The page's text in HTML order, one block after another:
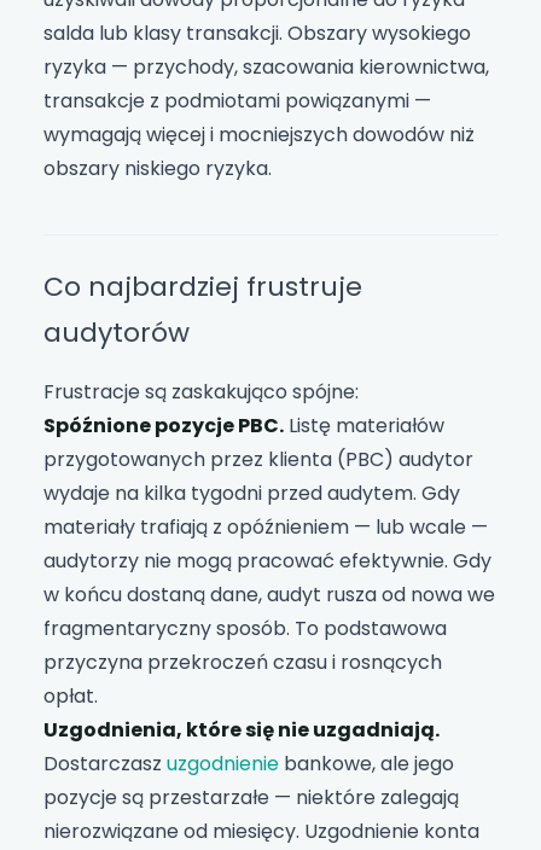
salda lub klasy transakcji. Obszary wysokiego
ryzyka — przychody, szacowania kierownictwa,
transakcje z podmiotami powiązanymi —
wymagają więcej i mocniejszych dowodów niż
obszary niskiego ryzyka.
Co najbardziej frustruje
audytorów
Frustracje są zaskakująco spójne:
Spóźnione pozycje PBC. Listę materiałów
przygotowanych przez klienta (PBC) audytor
wydaje na kilka tygodni przed audytem. Gdy
materiały trafiają z opóźnieniem — lub wcale —
audytorzy nie mogą pracować efektywnie. Gdy
w końcu dostaną dane, audyt rusza od nowa we
fragmentaryczny sposób. To podstawowa
przyczyna przekroczeń czasu i rosnących
opłat.
Uzgodnienia, które się nie uzgadniają.
Dostarczasz uzgodnienie bankowe, ale jego
pozycje są przestarzałe — niektóre zalegają
nierozwiązane od miesięcy. Uzgodnienie konta